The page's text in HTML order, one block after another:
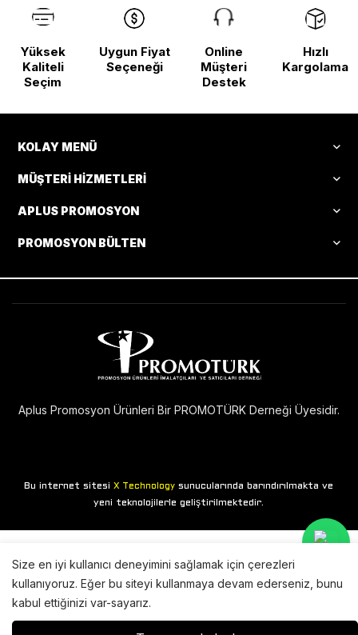
Yüksek
Kaliteli
Seçim
Uygun Fiyat
Seçeneği
Online
Müşteri
Destek
Hızlı
Kargolama
KOLAY MENÜ
MÜŞTERI HIZMETLERI
APLUS PROMOSYON
PROMOSYON BÜLTEN
Aplus Promosyon Ürünleri Bir PROMOTÜRK Derneği Üyesidir.
Bu internet sitesiX Technology sunucularında barındırılmakta ve
yeni teknolojilerle geliştirilmektedir.
Size en iyi kullanıcı deneyimini sağlamak için çerezleri
kullanıyoruz. Eğer bu siteyi kullanmaya devam ederseniz, bunu
kabul ettiğinizi var-sayarız.